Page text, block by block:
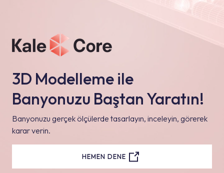
3D Modelleme ile
Banyonuzu Baştan Yaratın!
Banyonuzu gerçek ölçülerde tasarlayın, inceleyin, görerek
karar verin.
HEMEN DENE